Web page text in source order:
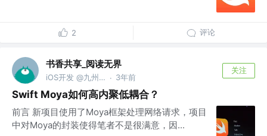
2 评论
书香共享_阅读无界
iOS开发 @九州文化 · 3年前
关注
Swift Moya如何高内聚低耦合？
前言 新项目使用了Moya框架处理网络请求，项目
中对Moya的封装使得笔者不是很满意，因...